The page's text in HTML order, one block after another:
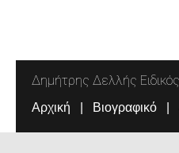
Δημήτρης Δελλής
Αρχική Βιογραφικό